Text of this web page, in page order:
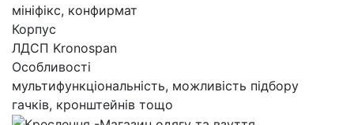
мініфікс, конфирмат
Корпус
ЛДСП Kronospan
Особливості
мультифункціональність, можливість підбору
гачків, кронштейнів тощо